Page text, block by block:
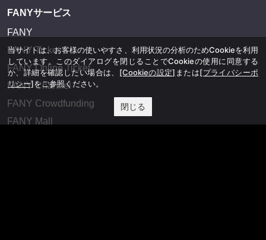
FANYサービス
FANY
FANY Ticket
FANY Online Ticket
FANY Channel
FANY Crowdfunding
FANY Mall
当サイトは、お客様の使いやすさ、利用状況の分析のためCookieを利用
しています。このダイアログを閉じることでCookieの使用に同意する
か、詳細を確認したい場合は、 [Cookieの設定] または[プライバシーポ
リシー]をご参照ください。
閉じる